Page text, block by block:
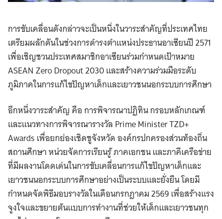
การขับเคลื่อนดังกล่าวจะเป็นหนึ่งในวาระสำคัญที่ประเทศไทย
เตรียมผลักดันในช่วงการดำรงตำแหน่งประธานอาเซียนปี 2571
เพื่อเชิญชวนประเทศสมาชิกอาเซียนร่วมกำหนดเป้าหมาย
ASEAN Zero Dropout 2030 และสร้างความร่วมมือระดับ
ภูมิภาคในการแก้ไขปัญหาเด็กและเยาวชนนอกระบบการศึกษา
อีกหนึ่งวาระสำคัญ คือ การพิจารณาปฏิทิน กรอบหลักเกณฑ์
และแนวทางการพิจารณารางวัล Prime Minister TZD+
Awards เพื่อยกย่องเชิดชูจังหวัด องค์กรปกครองส่วนท้องถิ่น
สถานศึกษา หน่วยจัดการเรียนรู้ ภาคเอกชน และภาคีเครือข่าย
ที่มีผลงานโดดเด่นในการขับเคลื่อนการแก้ไขปัญหาเด็กและ
เยาวชนนอกระบบการศึกษาอย่างเป็นระบบและยั่งยืน โดยมี
กำหนดจัดพิธีมอบรางวัลในเดือนกรกฎาคม 2569 เพื่อสร้างแรง
จูงใจและขยายต้นแบบการทำงานที่ช่วยให้เด็กและเยาวชนทุก